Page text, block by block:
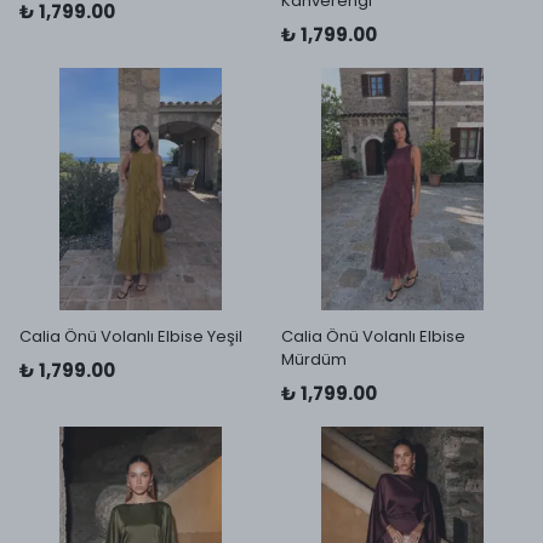
₺ 1,799.00
₺ 1,799.00
Calia Önü Volanlı Elbise Yeşil
₺ 1,799.00
Calia Önü Volanlı Elbise
Mürdüm
₺ 1,799.00